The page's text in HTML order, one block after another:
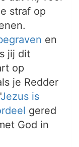
straf op
en
jij dit
op
je Redder
Jezus is
gered
God in